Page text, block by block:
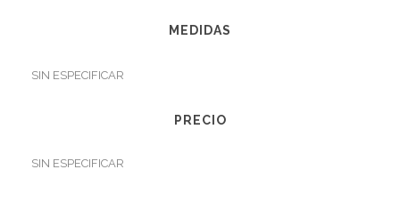
MEDIDAS
SIN ESPECIFICAR
PRECIO
SIN ESPECIFICAR